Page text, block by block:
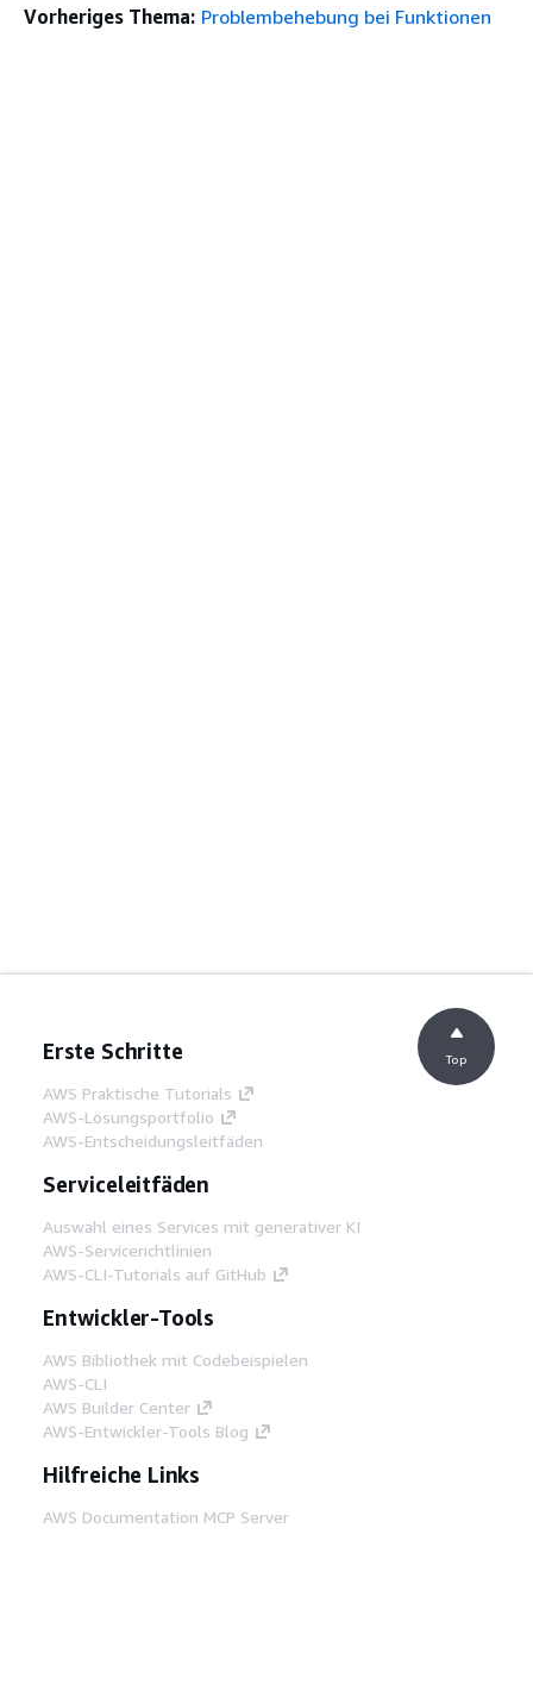
Vorheriges Thema: Problembehebung bei Funktionen
Erste Schritte
AWS Praktische Tutorials
AWS-Lösungsportfolio
AWS-Entscheidungsleitfäden
Serviceleitfäden
Auswahl eines Services mit generativer KI
AWS-Servicerichtlinien
AWS-CLI-Tutorials auf GitHub
Entwickler-Tools
AWS Bibliothek mit Codebeispielen
AWS-CLI
AWS Builder Center
AWS-Entwickler-Tools Blog
Hilfreiche Links
AWS Documentation MCP Server
Top